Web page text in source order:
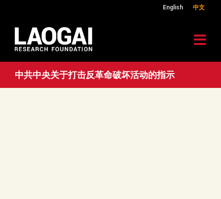
English 中文
中共中央关于打击反革命破坏活动的指示